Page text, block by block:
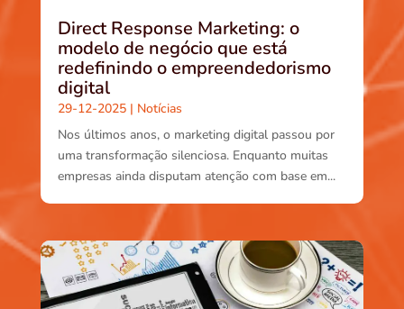
Direct Response Marketing: o
modelo de negócio que está
redefinindo o empreendedorismo
digital
29-12-2025| Notícias
Nos últimos anos, o marketing digital passou por
uma transformação silenciosa. Enquanto muitas
empresas ainda disputam atenção com base em...